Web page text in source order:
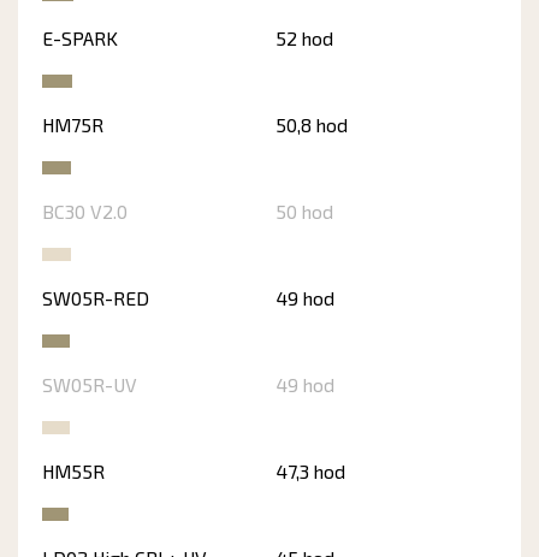
E-SPARK 52 hod
HM75R 50,8 hod
BC30 V2.0 50 hod
SW05R-RED 49 hod
SW05R-UV 49 hod
HM55R 47,3 hod